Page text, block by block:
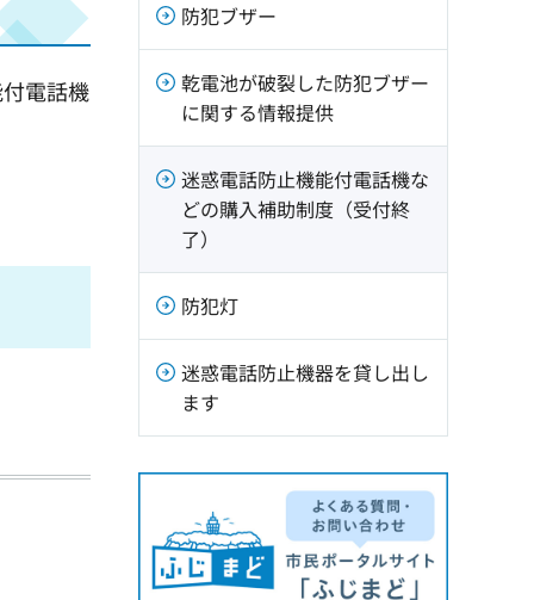
電話機
防犯ブザー
乾電池が破裂した防犯ブザー
に関する情報提供
迷惑電話防止機能付電話機な
どの購入補助制度（受付終
了）
防犯灯
迷惑電話防止機器を貸し出し
ます